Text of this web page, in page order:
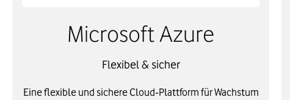
Microsoft Azure
Flexibel & sicher
Eine flexible und sichere Cloud‑Plattform für Wachstum